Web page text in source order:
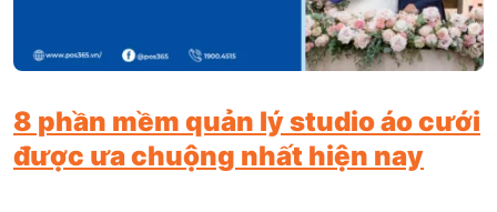
8 phần mềm quản lý studio áo cưới
được ưa chuộng nhất hiện nay